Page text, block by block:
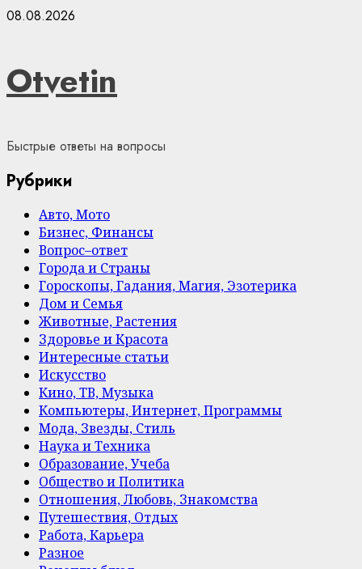
Skip
08.08.2026
Otvetin
Быстрые ответы на вопросы
Рубрики
Авто, Мото
Бизнес, Финансы
Вопрос–ответ
Города и Страны
Гороскопы, Гадания, Магия, Эзотерика
Дом и Семья
Животные, Растения
Здоровье и Красота
Интересные статьи
Искусство
Кино, ТВ, Музыка
Компьютеры, Интернет, Программы
Мода, Звезды, Стиль
Наука и Техника
Образование, Учеба
Общество и Политика
Отношения, Любовь, Знакомства
Путешествия, Отдых
Работа, Карьера
Разное